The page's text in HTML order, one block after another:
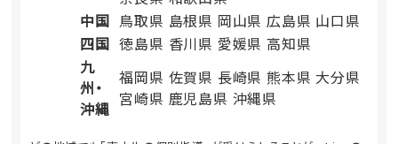
中国 鳥取県 島根県 岡山県 広島県 山口県
四国 徳島県 香川県 愛媛県 高知県
九
州・
沖縄
福岡県 佐賀県 長崎県 熊本県 大分県
宮崎県 鹿児島県 沖縄県